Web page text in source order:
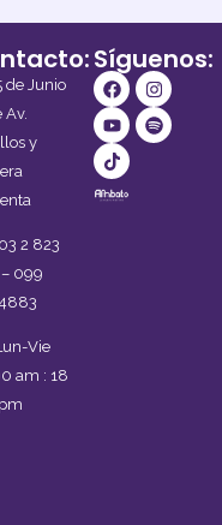
2022
de Junio
Av.
y
03 2 823
099
Vie
am : 18
Síguenos:
F
a
c
e
b
o
o
k
I
n
s
t
a
Y
o
u
t
u
b
e
S
p
o
t
i
T
i
k
t
o
k